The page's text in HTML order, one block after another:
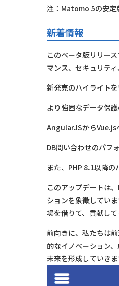
注：Matomo 5の安定
新着情報
このベータ版リリー
マンス、セキュリテ
新発売のハイライトを
より強固なデータ保
AngularJSからVue.js
DB問い合わせのパフ
また、PHP 8.1以降
このアップデートは
ションを象徴してい
場を借りて、貢献し
前向きに、私たちは
的なイノベーション
未来を形成していき